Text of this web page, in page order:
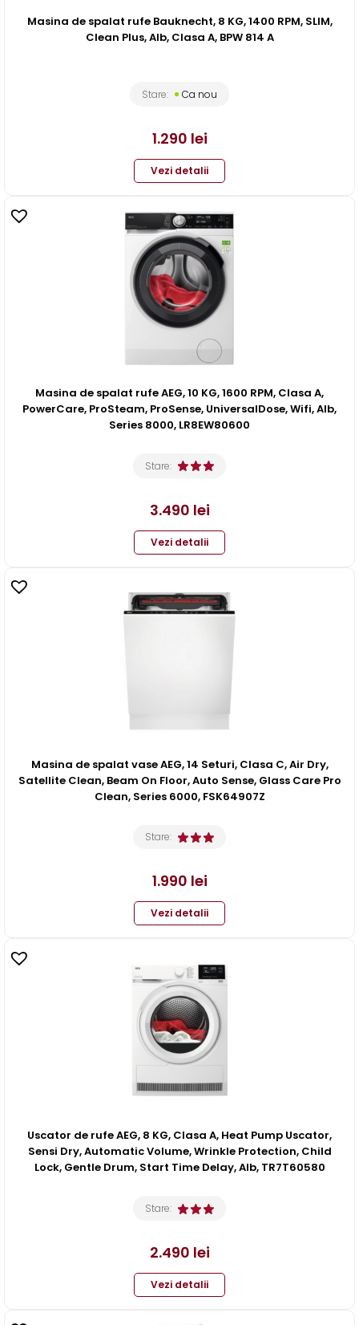
Masina de spalat rufe Bauknecht, 8 KG, 1400 RPM, SLIM,
Clean Plus, Alb, Clasa A, BPW 814 A
Stare: Ca nou
1.290 lei
Vezi detalii
Masina de spalat rufe AEG, 10 KG, 1600 RPM, Clasa A,
PowerCare, ProSteam, ProSense, UniversalDose, Wifi, Alb,
Series 8000, LR8EW80600
Stare:
3.490 lei
Vezi detalii
Masina de spalat vase AEG, 14 Seturi, Clasa C, Air Dry,
Satellite Clean, Beam On Floor, Auto Sense, Glass Care Pro
Clean, Series 6000, FSK64907Z
Stare:
1.990 lei
Vezi detalii
Uscator de rufe AEG, 8 KG, Clasa A, Heat Pump Uscator,
Sensi Dry, Automatic Volume, Wrinkle Protection, Child
Lock, Gentle Drum, Start Time Delay, Alb, TR7T60580
Stare:
2.490 lei
Vezi detalii